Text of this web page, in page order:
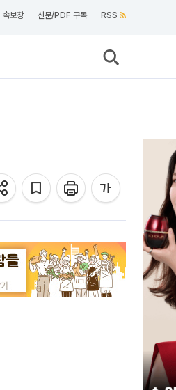
속보창 신문/PDF 구독 RSS